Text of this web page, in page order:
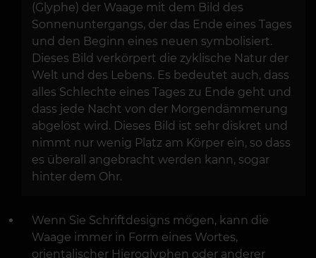
(Glyphe) der Waage mit dem Bild des
Sonnenuntergangs, der das Ende eines Tages
und den Beginn eines neuen symbolisiert.
Dieses Bild verkörpert die zyklische Natur der
Welt und des Lebens. Es bedeutet auch, dass
alles Schlechte eines Tages zu Ende geht und
dass jede Nacht von der Morgendämmerung
abgelöst wird. Dieses Bild ist sehr diskret und
nimmt nur wenig Platz am Körper ein, so dass
es überall angebracht werden kann, sogar
hinter dem Ohr.
Wenn Sie Schriftdesigns mögen, kann die
Waage immer in Form eines Wortes,
orientalischer Hieroglyphen oder anderer